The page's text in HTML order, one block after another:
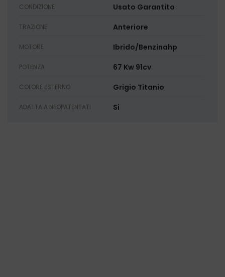
CONDIZIONE Usato Garantito
TRAZIONE Anteriore
MOTORE Ibrido/Benzinahp
POTENZA 67 Kw 91cv
COLORE ESTERNO Grigio Titanio
ADATTA A NEOPATENTATI Si